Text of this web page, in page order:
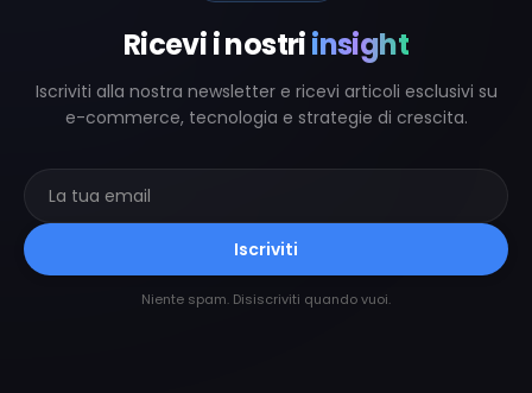
Ricevi i nostriinsight
Iscriviti alla nostra newsletter e ricevi articoli esclusivi su
e-commerce, tecnologia e strategie di crescita.
Iscriviti
Niente spam. Disiscriviti quando vuoi.